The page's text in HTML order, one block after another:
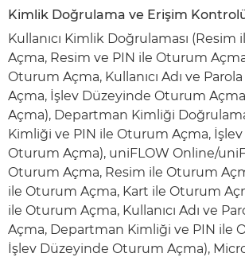
Kimlik Doğrulama ve Erişim
Kullanıcı Kimlik Doğrulaması (Resim
Açma, Resim ve PIN ile Oturum
Oturum Açma, Kullanıcı Adı ve
Açma, İşlev Düzeyinde Oturum
Açma), Departman Kimliği
Kimliği ve PIN ile Oturum Açma,
Oturum Açma), uniFLOW Online/
Oturum Açma, Resim ile Oturum
ile Oturum Açma, Kart ile Oturum
ile Oturum Açma, Kullanıcı Adı ve
Açma, Departman Kimliği ve PIN ile
İşlev Düzeyinde Oturum Açma),